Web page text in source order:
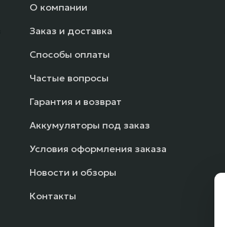
О компании
Заказ и доставка
Способы оплаты
Частые вопросы
Гарантия и возврат
Аккумуляторы под заказ
Условия оформления заказа
Новости и обзоры
Контакты